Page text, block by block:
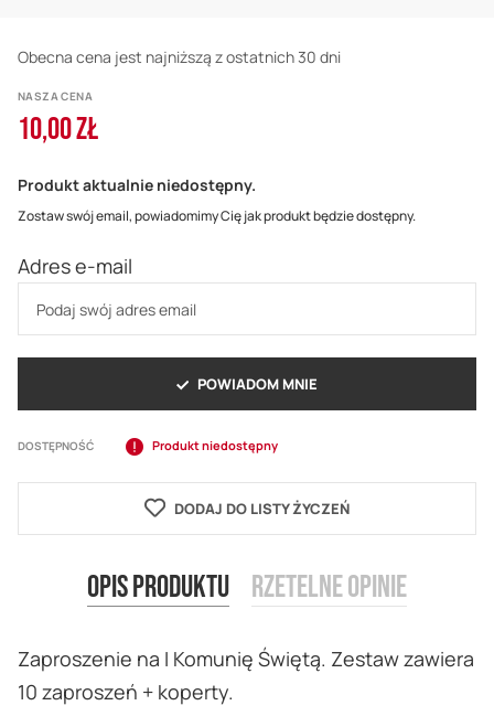
Obecna cena jest najniższą z ostatnich 30 dni
NASZA CENA
10,00 ZŁ
Produkt aktualnie niedostępny.
Zostaw swój email, powiadomimy Cię jak produkt będzie dostępny.
Adres e-mail
POWIADOM MNIE
DOSTĘPNOŚĆ Produkt niedostępny
DODAJ DO LISTY ŻYCZEŃ
Opis produktu
Zaproszenie na I Komunię Świętą. Zestaw zawiera
10 zaproszeń + koperty.
Rzetelne opinie